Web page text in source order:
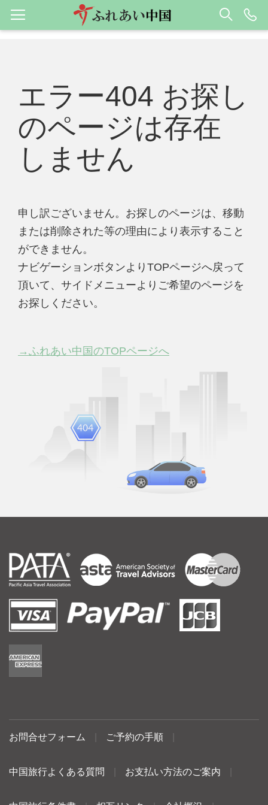
エラー404 お探し
のページは存在
しません
申し訳ございません。お探しのページは、移動
または削除された等の理由により表示すること
ができません。
ナビゲーションボタンよりTOPページへ戻って
頂いて、サイドメニューよりご希望のページを
お探しください。
→ふれあい中国のTOPページへ
お問合せフォーム ご予約の手順
中国旅行よくある質問 お支払い方法のご案内